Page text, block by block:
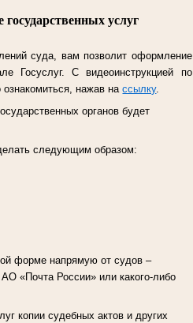
услуг
суда, вам позволит оформление
Госуслуг.С видеоинструкцией по
ознакомиться, нажав нассылку.
органов будет
следующим образом:
форме напрямую от судов –
«Почта России» или какого-либо
копии судебных актов и других